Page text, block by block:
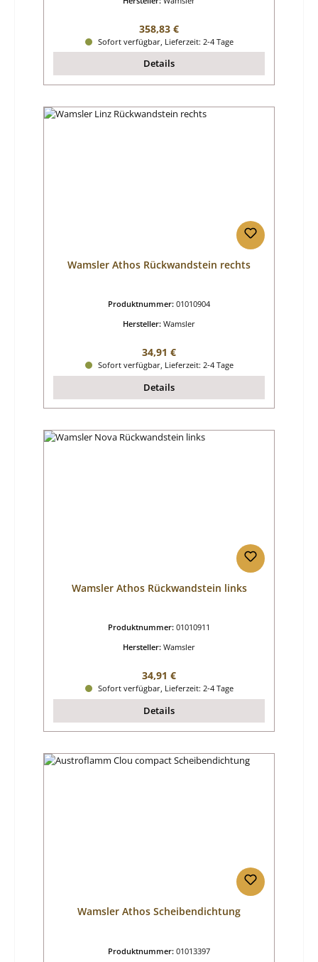
Regulärer Preis:
358,83 €
Sofort verfügbar, Lieferzeit: 2-4 Tage
Details
Wamsler Athos Rückwandstein rechts
Produktnummer: 01010904
Hersteller: Wamsler
Regulärer Preis:
34,91 €
Sofort verfügbar, Lieferzeit: 2-4 Tage
Details
Wamsler Athos Rückwandstein links
Produktnummer: 01010911
Hersteller: Wamsler
Regulärer Preis:
34,91 €
Sofort verfügbar, Lieferzeit: 2-4 Tage
Details
Wamsler Athos Scheibendichtung
Produktnummer: 01013397